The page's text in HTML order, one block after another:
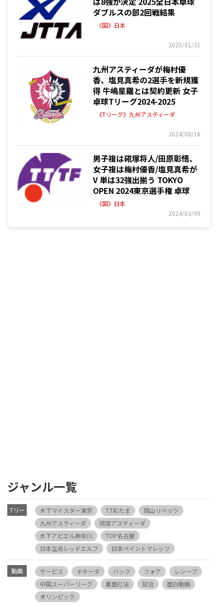
ダブルスの部2回戦結果
《国》日本
2025/01/31
九州アスティーダが梅村優
香、塩見真希の2選手を新規獲
得 牛嶋星羅とは契約更新 女子
卓球Tリーグ2024-2025
《Tリーグ》九州アスティーダ
2024/08/16
男子複は硴塚将人/田原彰悟、
女子複は梅村優香/塩見真希が
V 単は32強出揃う TOKYO
OPEN 2024東京選手権 卓球
《国》日本
2024/03/09
ジャンル一覧
Tリー
木下マイスター東京 T.T彩たま
岡山リベッツ
九州アスティーダ
琉球アスティーダ
木下アビエル神奈川
TOP名古屋
日本生命レッドエルフ
日本ペイントマレッツ
動画 サービス チキータ バック フォア
レシーブ
中国スーパーリーグ
裏面打法 試合
面白動画
オリンピック